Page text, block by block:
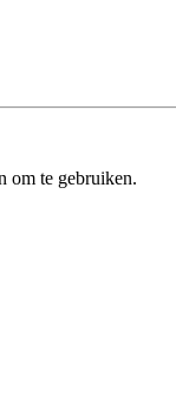
om te gebruiken.